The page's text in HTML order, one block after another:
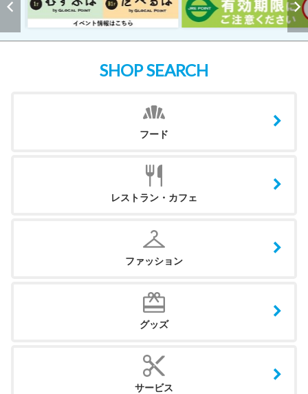
SHOP SEARCH
フード
レストラン・カフェ
ファッション
グッズ
サービス